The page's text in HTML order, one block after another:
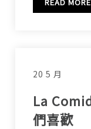
20 5 月
La
們喜歡